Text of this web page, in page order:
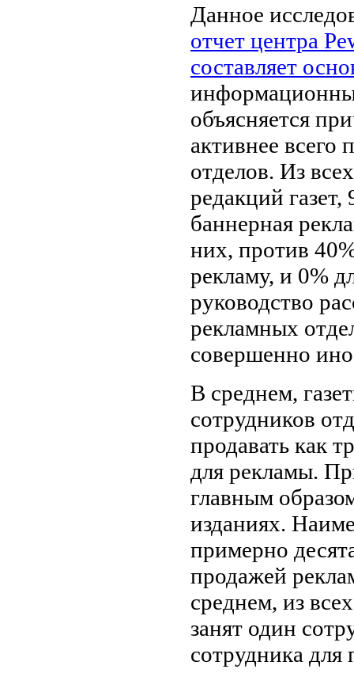
Данное
отчет центра
составляет
объясняется
активнее всего
отделов. Из
редакций
баннерная
них, против
рекламу, и 0%
руководство
рекламных
совершенно
В среднем,
сотрудников
продавать как
для рекламы.
главным
изданиях.
примерно
продажей
среднем, из
занят один
сотрудника для